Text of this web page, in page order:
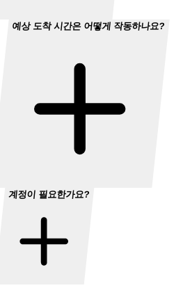
예상 도착 시간은 어떻게 작동하나요?
계정이 필요한가요?